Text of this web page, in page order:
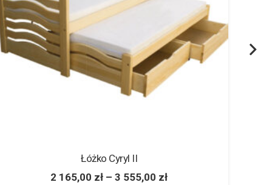
Łóżko Cyryl II
2 165,00 zł –3 555,00 zł